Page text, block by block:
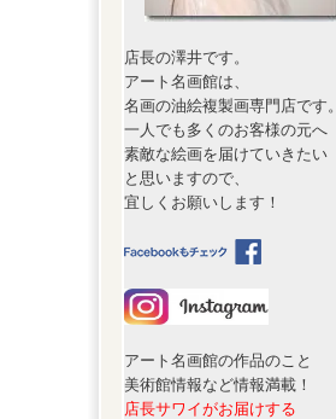
店長の澤井です。
アート名画館は、
名画の油絵複製画専門店です。
一人でも多くのお客様の元へ
素敵な絵画を届けていきたい
と思いますので、
宜しくお願いします！
アート名画館の作品のこと
美術館情報など情報満載！
店長サワイがお届けする